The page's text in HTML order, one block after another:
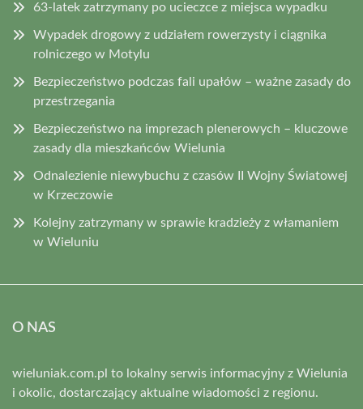
63-latek zatrzymany po ucieczce z miejsca wypadku
Wypadek drogowy z udziałem rowerzysty i ciągnika
rolniczego w Motylu
Bezpieczeństwo podczas fali upałów – ważne zasady do
przestrzegania
Bezpieczeństwo na imprezach plenerowych – kluczowe
zasady dla mieszkańców Wielunia
Odnalezienie niewybuchu z czasów II Wojny Światowej
w Krzeczowie
Kolejny zatrzymany w sprawie kradzieży z włamaniem
w Wieluniu
O NAS
wieluniak.com.pl to lokalny serwis informacyjny z Wielunia
i okolic, dostarczający aktualne wiadomości z regionu.